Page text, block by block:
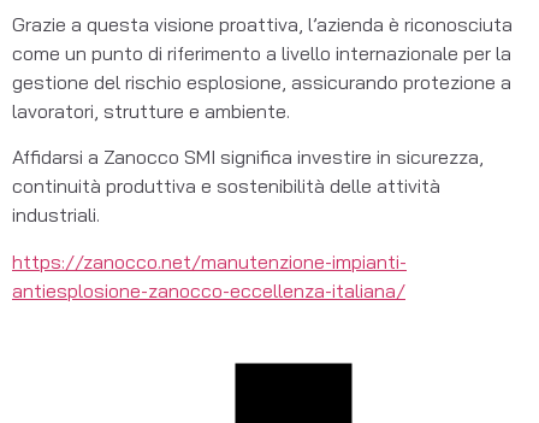
Grazie a questa visione proattiva, l’azienda è riconosciuta
come un punto di riferimento a livello internazionale per la
gestione del rischio esplosione, assicurando protezione a
lavoratori, strutture e ambiente.
Affidarsi a Zanocco SMI significa investire in sicurezza,
continuità produttiva e sostenibilità delle attività
industriali.
https://zanocco.net/manutenzione-impianti-
antiesplosione-zanocco-eccellenza-italiana/